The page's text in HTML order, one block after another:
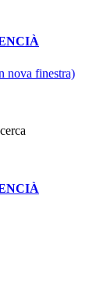
nova finestra)